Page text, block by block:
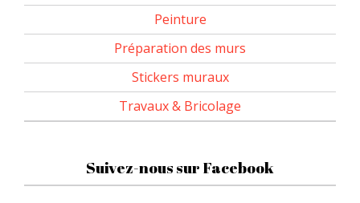
Peinture
Préparation des murs
Stickers muraux
Travaux & Bricolage
Suivez-nous sur Facebook